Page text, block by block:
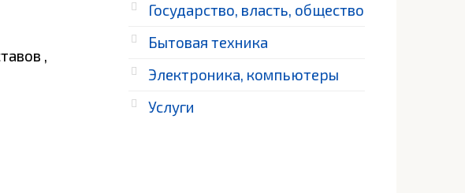
,
Государство, власть, общество
Бытовая техника
Электроника, компьютеры
Услуги